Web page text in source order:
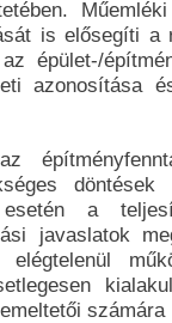
is elősegíti a
épület-/
azonosítása
a
javaslatok
számára